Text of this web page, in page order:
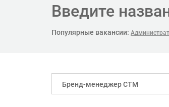
Введите
Популярные вакансии:
Бренд-менеджер СТМ